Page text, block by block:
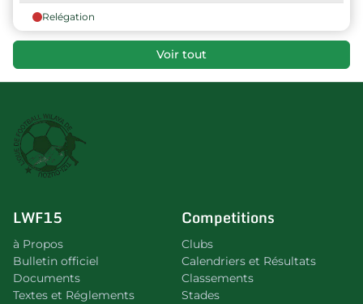
Relégation
Voir tout
LWF15
à Propos
Bulletin officiel
Documents
Textes et Réglements
Competitions
Clubs
Calendriers et Résultats
Classements
Stades